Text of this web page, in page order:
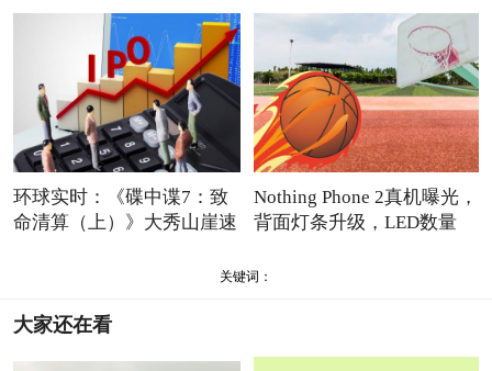
环球实时：《碟中谍7：致
命清算（上）》大秀山崖速
Nothing Phone 2真机曝光，
背面灯条升级，LED数量
关键词：
大家还在看